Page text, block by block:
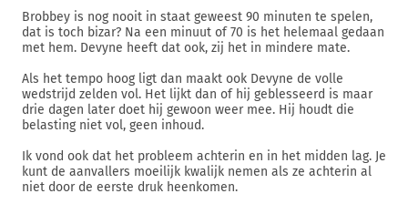
Brobbey is nog nooit in staat geweest 90 minuten te spelen,
dat is toch bizar? Na een minuut of 70 is het helemaal gedaan
met hem. Devyne heeft dat ook, zij het in mindere mate.
Als het tempo hoog ligt dan maakt ook Devyne de volle
wedstrijd zelden vol. Het lijkt dan of hij geblesseerd is maar
drie dagen later doet hij gewoon weer mee. Hij houdt die
belasting niet vol, geen inhoud.
Ik vond ook dat het probleem achterin en in het midden lag. Je
kunt de aanvallers moeilijk kwalijk nemen als ze achterin al
niet door de eerste druk heenkomen.